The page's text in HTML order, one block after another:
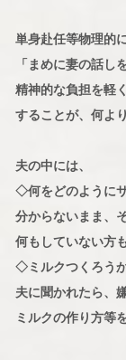
単身赴任等物理的
「まめに妻の話し
精神的な負担を軽
することが、何よ
夫の中には、
◇何をどのように
分からないまま、
何もしていない方
◇ミルクつくろう
夫に聞かれたら、
ミルクの作り方等